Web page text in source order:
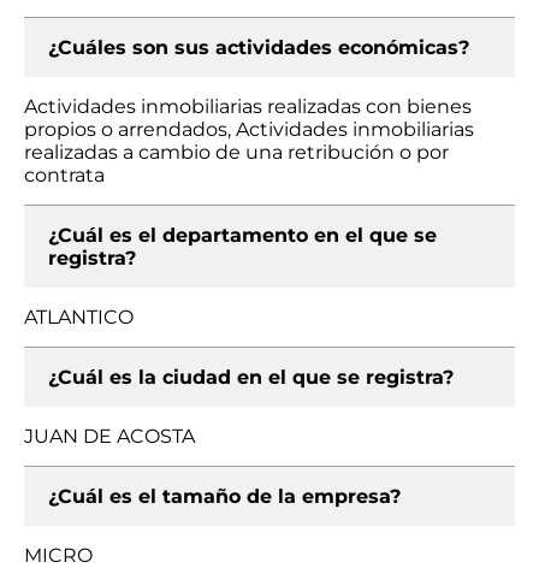
¿Cuáles son sus actividades económicas?
Actividades inmobiliarias realizadas con bienes
propios o arrendados, Actividades inmobiliarias
realizadas a cambio de una retribución o por
contrata
¿Cuál es el departamento en el que se
registra?
ATLANTICO
¿Cuál es la ciudad en el que se registra?
JUAN DE ACOSTA
¿Cuál es el tamaño de la empresa?
MICRO